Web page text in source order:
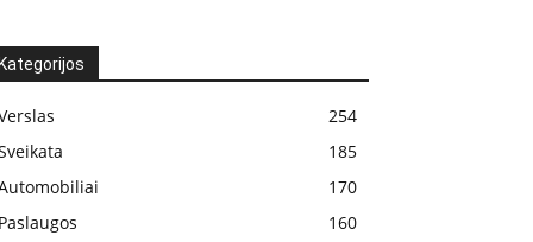
254
185
170
160